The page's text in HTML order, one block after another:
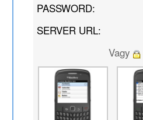
PASSWORD:
SERVER URL:
Vagy